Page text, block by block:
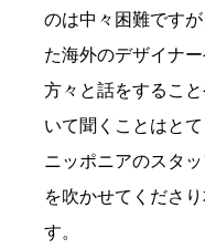
のは中々困難です
た海外のデザイナ
方々と話をするこ
いて聞くことはと
ニッポニアのスタ
を吹かせてくださ
す。